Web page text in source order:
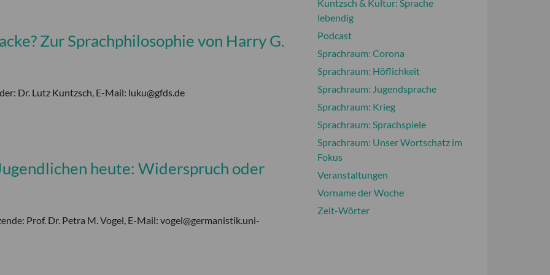
Zur Sprachphilosophie von Harry G.
Dr. Lutz Kuntzsch, E-Mail: luku@gfds.de
heute: Widerspruch oder
Prof. Dr. Petra M. Vogel, E-Mail: vogel@germanistik.uni-
Kuntzsch & Kultur: Sprache
lebendig
Podcast
Sprachraum: Corona
Sprachraum: Höflichkeit
Sprachraum: Jugendsprache
Sprachraum: Krieg
Sprachraum: Sprachspiele
Sprachraum: Unser Wortschatz im
Fokus
Veranstaltungen
Vorname der Woche
Zeit-Wörter